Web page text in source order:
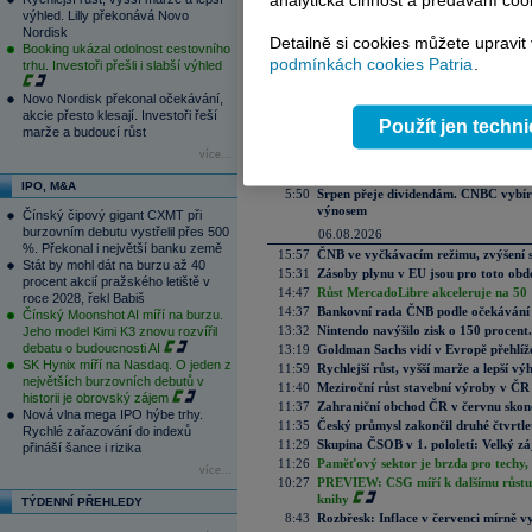
výhled. Lilly překonává Novo
Nordisk
Booking ukázal odolnost cestovního
trhu. Investoři přešli i slabší výhled
Novo Nordisk překonal očekávání,
akcie přesto klesají. Investoři řeší
marže a budoucí růst
více...
IPO, M&A
Čínský čipový gigant CXMT při
burzovním debutu vystřelil přes 500
%. Překonal i největší banku země
Stát by mohl dát na burzu až 40
procent akcií pražského letiště v
roce 2028, řekl Babiš
Čínský Moonshot AI míří na burzu.
Jeho model Kimi K3 znovu rozvířil
debatu o budoucnosti AI
SK Hynix míří na Nasdaq. O jeden z
největších burzovních debutů v
historii je obrovský zájem
Nová vlna mega IPO hýbe trhy.
Rychlé zařazování do indexů
přináší šance i rizika
více...
TÝDENNÍ PŘEHLEDY
Aktuální komentáře
Hlavní akcionář Volkswagenu je
Výsledky oznámily CSG a Gen
5:50 Srpen přeje dividendám. CNBC
výnosem
06.08.2026
15:57 ČNB ve vyčkávacím režimu, zvýšení
15:31
Zásoby plynu v EU jsou pro toto
14:47 Růst MercadoLibre akceleruje na
14:37 Bankovní rada ČNB podle
13:32 Nintendo navýšilo zisk o 150
13:19 Goldman Sachs vidí v Evropě
11:59 Rychlejší růst, vyšší marže a lepší
11:40 Meziroční růst stavební výroby v
11:37
Zahraniční obchod ČR v červnu
11:35 Český průmysl zakončil druhé
11:29 Skupina ČSOB v 1. pololetí: Velký
11:26 Paměťový sektor je brzda pro techy,
10:27 PREVIEW: CSG míří k dalšímu
knihy
8:43 Rozbřesk: Inflace v červenci mírně
Detailně si cookies můžete
podmínkách cookies Patria.
Použít jen